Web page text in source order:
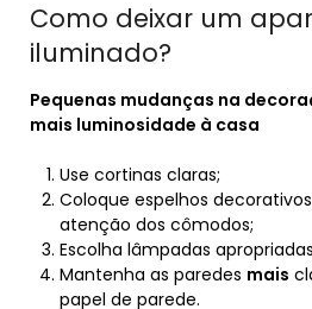
Como deixar um
iluminado?
Pequenas mudanças na
mais luminosidade à casa
Use cortinas claras;
Coloque espelhos
atenção dos cômodos;
Escolha lâmpadas
Mantenha as paredes mais
papel de parede.